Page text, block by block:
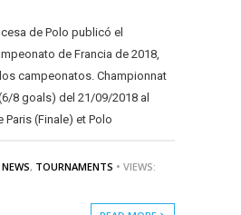
de Polo publicó el
de Francia de 2018,
campeonatos. Championnat
8 goals) del 21/09/2018 al
(Finale) et Polo
NEWS, TOURNAMENTS • VIEWS: